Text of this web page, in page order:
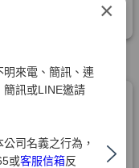
×
明來電、簡訊、連
簡訊或LINE邀請
司名義之行為，
或客服信箱反